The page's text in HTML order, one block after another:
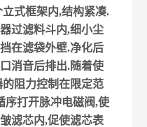
式框架内,结构紧凑.
过滤料斗内,细小尘
在滤袋外壁.净化后
消音后排出.随着使
阻力控制在限定范
序打开脉冲电磁阀,使
滤芯内,促使滤芯表